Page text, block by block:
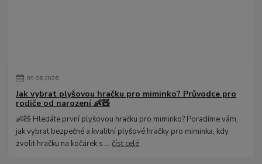
09.06.2026
Jak vybrat plyšovou hračku pro miminko? Průvodce pro
rodiče od narození 👶🧸
👶🧸 Hledáte první plyšovou hračku pro miminko? Poradíme vám,
jak vybrat bezpečné a kvalitní plyšové hračky pro miminka, kdy
zvolit hračku na kočárek s ...číst celé